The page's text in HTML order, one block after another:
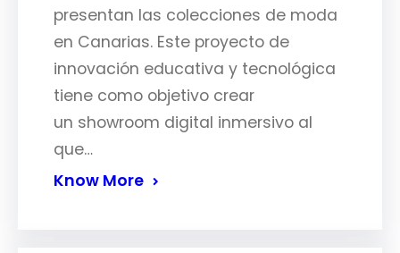
presentan las colecciones de moda
en Canarias. Este proyecto de
innovación educativa y tecnológica
tiene como objetivo crear
un showroom digital inmersivo al
que…
Know More